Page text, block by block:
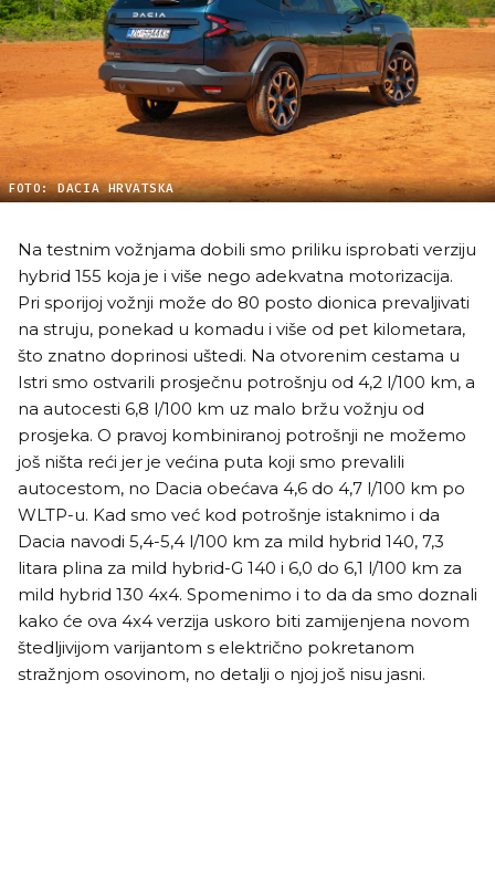
FOTO: DACIA HRVATSKA
Na testnim vožnjama dobili smo priliku isprobati verziju
hybrid 155 koja je i više nego adekvatna motorizacija.
Pri sporijoj vožnji može do 80 posto dionica prevaljivati
na struju, ponekad u komadu i više od pet kilometara,
što znatno doprinosi uštedi. Na otvorenim cestama u
Istri smo ostvarili prosječnu potrošnju od 4,2 l/100 km, a
na autocesti 6,8 l/100 km uz malo bržu vožnju od
prosjeka. O pravoj kombiniranoj potrošnji ne možemo
još ništa reći jer je većina puta koji smo prevalili
autocestom, no Dacia obećava 4,6 do 4,7 l/100 km po
WLTP-u. Kad smo već kod potrošnje istaknimo i da
Dacia navodi 5,4-5,4 l/100 km za mild hybrid 140, 7,3
litara plina za mild hybrid-G 140 i 6,0 do 6,1 l/100 km za
mild hybrid 130 4x4. Spomenimo i to da da smo doznali
kako će ova 4x4 verzija uskoro biti zamijenjena novom
štedljivijom varijantom s električno pokretanom
stražnjom osovinom, no detalji o njoj još nisu jasni.